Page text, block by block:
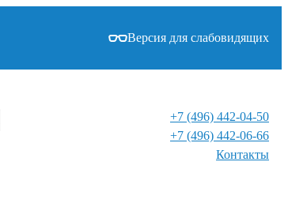
Версия для слабовидящих
+7 (496) 442-04-50
+7 (496) 442-06-66
Контакты⁠